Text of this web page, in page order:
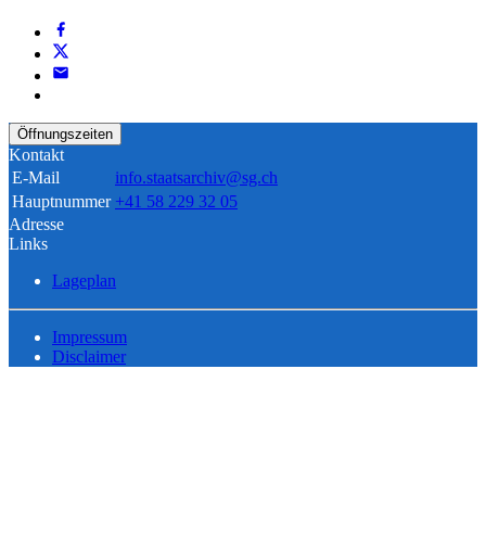
Öffnungszeiten
Kontakt
E-Mail
info.staatsarchiv@sg.ch
Hauptnummer +41 58 229 32 05
Adresse
Links
Lageplan
Impressum
Disclaimer